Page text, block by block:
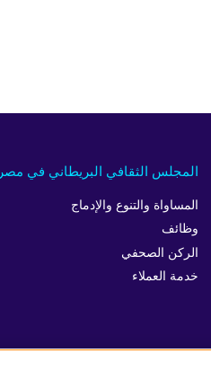
المجلس الثقافي البريطاني في مصر
المساواة والتنوع والإدماج
وظائف
الركن الصحفي
خدمة العملاء